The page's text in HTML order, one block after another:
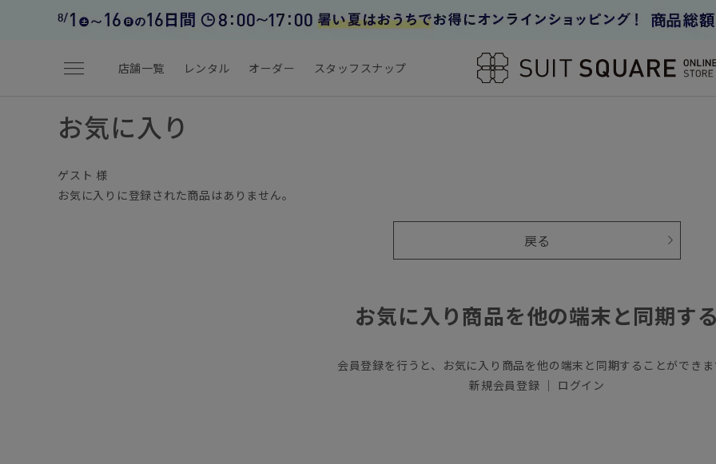
menu 店舗一覧 レンタル オーダー スタッフスナップ
お気に入り
ゲスト 様
お気に入りに登録された商品はありません。
戻る
お気に入り商品を他の端末と同期す
会員登録を行うと、お気に入り商品を他の端末と同期することができ
新規会員登録 ｜ ログイン